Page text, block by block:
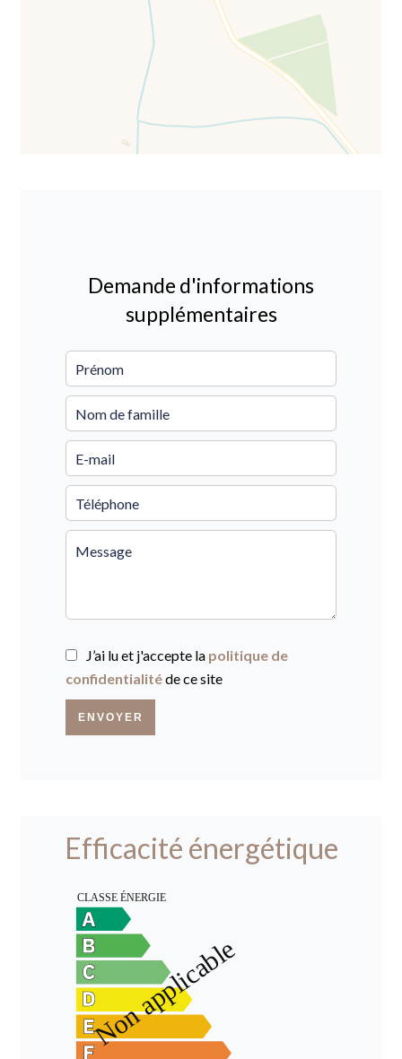
Demande d'informations
supplémentaires
J’ai lu et j'accepte la politique de
confidentialitéde ce site
ENVOYER
Efficacité énergétique